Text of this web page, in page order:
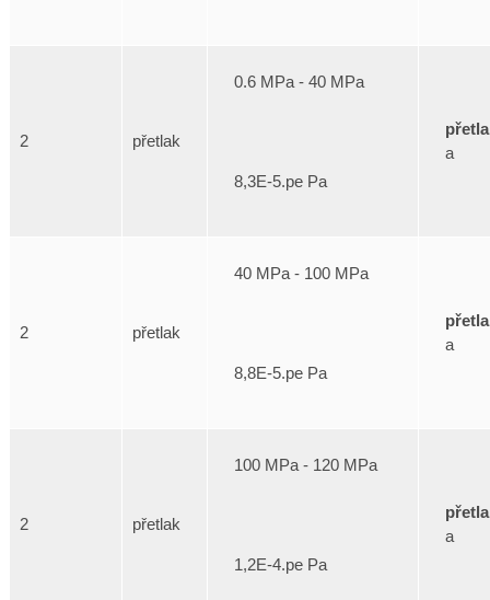
2 přetlak
0.6 MPa - 40 MPa
8,3E-5.pe Pa
a
2 přetlak
40 MPa - 100 MPa
8,8E-5.pe Pa
a
2 přetlak
100 MPa - 120 MPa
1,2E-4.pe Pa
a